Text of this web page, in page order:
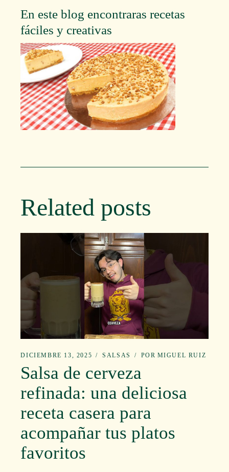
En este blog encontraras recetas
fáciles y creativas
Related posts
DICIEMBRE 13, 2025 SALSAS POR MIGUEL RUIZ
Salsa de cerveza
refinada: una deliciosa
receta casera para
acompañar tus platos
favoritos